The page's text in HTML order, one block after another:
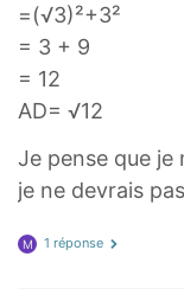
=(√3)²+3²
= 3 + 9
= 12
AD= √12
Je pense que je
je ne devrais
M 1 réponse